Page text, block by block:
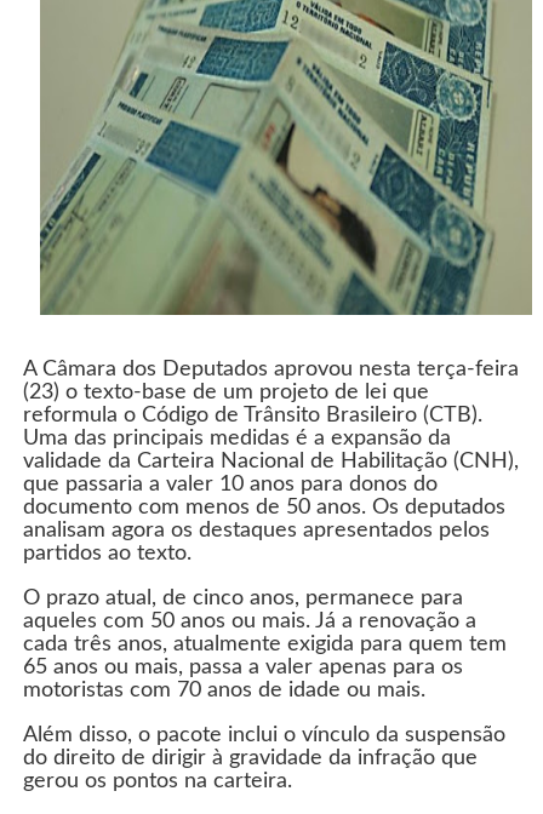
A Câmara dos Deputados aprovou nesta terça-feira
(23) o texto-base de um projeto de lei que
reformula o Código de Trânsito Brasileiro (CTB).
Uma das principais medidas é a expansão da
validade da Carteira Nacional de Habilitação (CNH),
que passaria a valer 10 anos para donos do
documento com menos de 50 anos. Os deputados
analisam agora os destaques apresentados pelos
partidos ao texto.
O prazo atual, de cinco anos, permanece para
aqueles com 50 anos ou mais. Já a renovação a
cada três anos, atualmente exigida para quem tem
65 anos ou mais, passa a valer apenas para os
motoristas com 70 anos de idade ou mais.
Além disso, o pacote inclui o vínculo da suspensão
do direito de dirigir à gravidade da infração que
gerou os pontos na carteira.